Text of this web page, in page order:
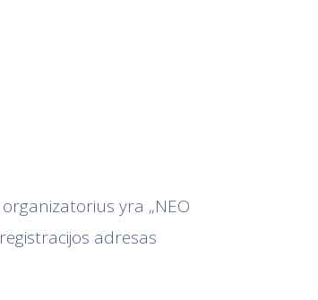
organizatorius yra „NEO
adresas